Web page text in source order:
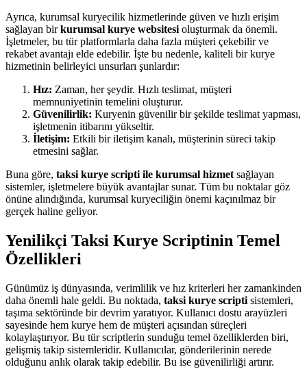
Ayrıca, kurumsal kuryecilik hizmetlerinde güven ve hızlı erişim
sağlayan birkurumsal kurye websitesi oluşturmak da önemli.
İşletmeler, bu tür platformlarla daha fazla müşteri çekebilir ve
rekabet avantajı elde edebilir. İşte bu nedenle, kaliteli bir kurye
hizmetinin belirleyici unsurları şunlardır:
Hız: Zaman, her şeydir. Hızlı teslimat, müşteri
memnuniyetinin temelini oluşturur.
Güvenilirlik: Kuryenin güvenilir bir şekilde teslimat yapması,
işletmenin itibarını yükseltir.
İletişim: Etkili bir iletişim kanalı, müşterinin süreci takip
etmesini sağlar.
Buna göre, taksi kurye scripti ile kurumsal hizmet sağlayan
sistemler, işletmelere büyük avantajlar sunar. Tüm bu noktalar göz
önüne alındığında, kurumsal kuryeciliğin önemi kaçınılmaz bir
gerçek haline geliyor.
Yenilikçi Taksi Kurye Scriptinin Temel
Özellikleri
Günümüz iş dünyasında, verimlilik ve hız kriterleri her zamankinden
daha önemli hale geldi. Bu noktada, taksi kurye scripti sistemleri,
taşıma sektöründe bir devrim yaratıyor. Kullanıcı dostu arayüzleri
sayesinde hem kurye hem de müşteri açısından süreçleri
kolaylaştırıyor. Bu tür scriptlerin sunduğu temel özelliklerden biri,
gelişmiş takip sistemleridir. Kullanıcılar, gönderilerinin nerede
olduğunu anlık olarak takip edebilir. Bu ise güvenilirliği artırır.